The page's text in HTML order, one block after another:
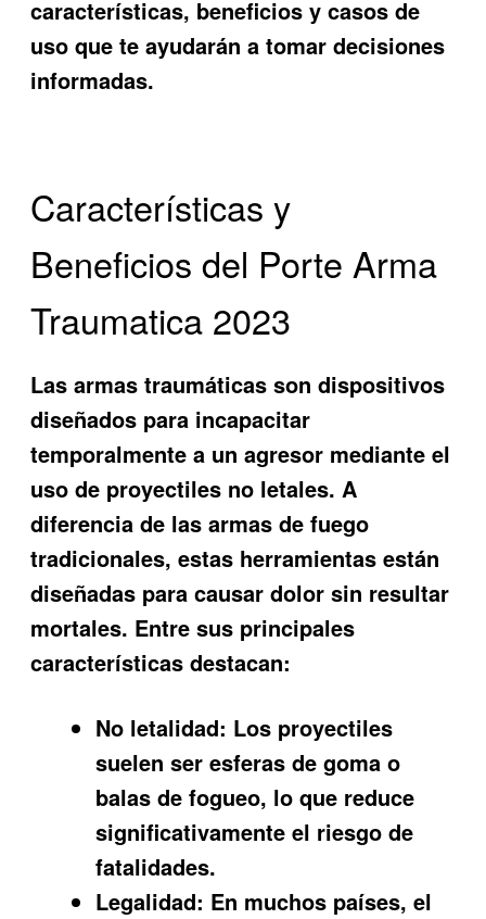
características, beneficios y casos de
uso que te ayudarán a tomar decisiones
informadas.
Características y
Beneficios del Porte Arma
Traumatica 2023
Las armas traumáticas son dispositivos
diseñados para incapacitar
temporalmente a un agresor mediante el
uso de proyectiles no letales. A
diferencia de las armas de fuego
tradicionales, estas herramientas están
diseñadas para causar dolor sin resultar
mortales. Entre sus principales
características destacan:
No letalidad: Los proyectiles
suelen ser esferas de goma o
balas de fogueo, lo que reduce
significativamente el riesgo de
fatalidades.
Legalidad: En muchos países, el